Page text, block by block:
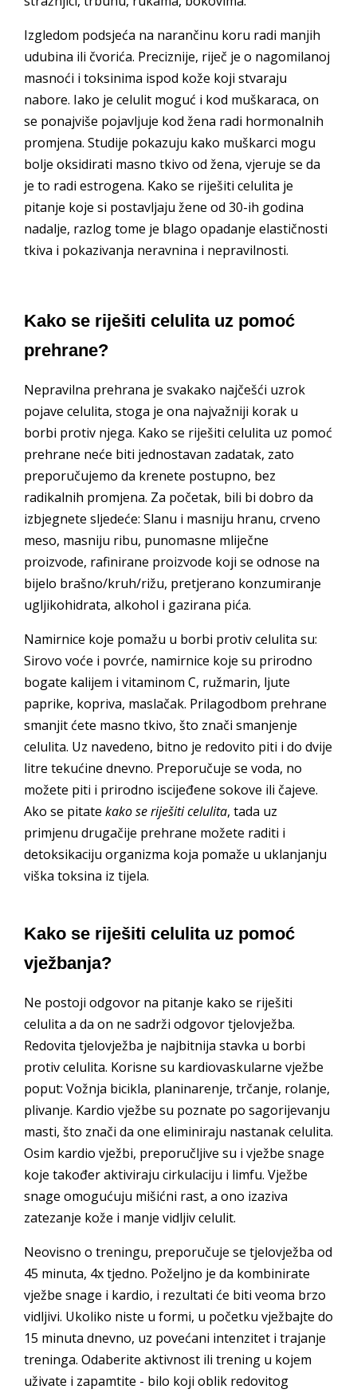
Izgledom podsjeća na narančinu koru radi manjih
udubina ili čvorića. Preciznije, riječ je o nagomilanoj
masnoći i toksinima ispod kože koji stvaraju
nabore. Iako je celulit moguć i kod muškaraca, on
se ponajviše pojavljuje kod žena radi hormonalnih
promjena. Studije pokazuju kako muškarci mogu
bolje oksidirati masno tkivo od žena, vjeruje se da
je to radi estrogena. Kako se riješiti celulita je
pitanje koje si postavljaju žene od 30-ih godina
nadalje, razlog tome je blago opadanje elastičnosti
tkiva i pokazivanja neravnina i nepravilnosti.
Kako se riješiti celulita uz pomoć
prehrane?
Nepravilna prehrana je svakako najčešći uzrok
pojave celulita, stoga je ona najvažniji korak u
borbi protiv njega. Kako se riješiti celulita uz pomoć
prehrane neće biti jednostavan zadatak, zato
preporučujemo da krenete postupno, bez
radikalnih promjena. Za početak, bili bi dobro da
izbjegnete sljedeće: Slanu i masniju hranu, crveno
meso, masniju ribu, punomasne mliječne
proizvode, rafinirane proizvode koji se odnose na
bijelo brašno/kruh/rižu, pretjerano konzumiranje
ugljikohidrata, alkohol i gazirana pića.
Namirnice koje pomažu u borbi protiv celulita su:
Sirovo voće i povrće, namirnice koje su prirodno
bogate kalijem i vitaminom C, ružmarin, ljute
paprike, kopriva, maslačak. Prilagodbom prehrane
smanjit ćete masno tkivo, što znači smanjenje
celulita. Uz navedeno, bitno je redovito piti i do dvije
litre tekućine dnevno. Preporučuje se voda, no
možete piti i prirodno iscijeđene sokove ili čajeve.
Ako se pitate kako se riješiti celulita, tada uz
primjenu drugačije prehrane možete raditi i
detoksikaciju organizma koja pomaže u uklanjanju
viška toksina iz tijela.
Kako se riješiti celulita uz pomoć
vježbanja?
Ne postoji odgovor na pitanje kako se riješiti
celulita a da on ne sadrži odgovor tjelovježba.
Redovita tjelovježba je najbitnija stavka u borbi
protiv celulita. Korisne su kardiovaskularne vježbe
poput: Vožnja bicikla, planinarenje, trčanje, rolanje,
plivanje. Kardio vježbe su poznate po sagorijevanju
masti, što znači da one eliminiraju nastanak celulita.
Osim kardio vježbi, preporučljive su i vježbe snage
koje također aktiviraju cirkulaciju i limfu. Vježbe
snage omogućuju mišićni rast, a ono izaziva
zatezanje kože i manje vidljiv celulit.
Neovisno o treningu, preporučuje se tjelovježba od
45 minuta, 4x tjedno. Poželjno je da kombinirate
vježbe snage i kardio, i rezultati će biti veoma brzo
vidljivi. Ukoliko niste u formi, u početku vježbajte do
15 minuta dnevno, uz povećani intenzitet i trajanje
treninga. Odaberite aktivnost ili trening u kojem
uživate i zapamtite - bilo koji oblik redovitog